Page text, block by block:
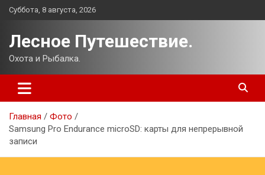
Перейти
Суббота, 8 августа, 2026
Лесное Путешествие.
Охота и Рыбалка.
Главная
Фото
Samsung Pro Endurance microSD: карты для непрерывной
записи